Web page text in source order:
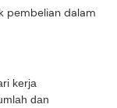
pembelian dalam
kerja
dan